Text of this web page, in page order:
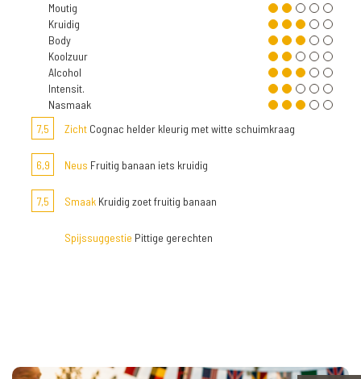
Moutig
Kruidig
Body
Koolzuur
Alcohol
Intensit.
Nasmaak
7,5
Zicht Cognac helder kleurig met witte schuimkraag
6,9 Neus Fruitig banaan iets kruidig
7,5 Smaak Kruidig zoet fruitig banaan
Spijssuggestie Pittige gerechten